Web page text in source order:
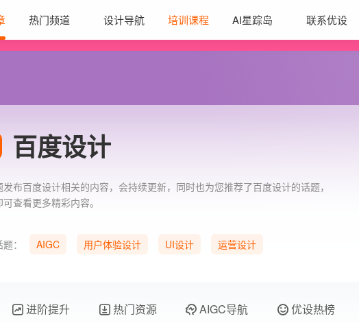
热门频道 设计导航 培训课程 AI星踪岛 联系优设
百度设计
发布百度设计相关的内容，会持续更新，同时也为您推荐了百度设计的话题，
查看更多精彩内容。
： AIGC 用户体验设计 UI设计
运营设计
进阶提升 热门资源 AIGC导航 优设热榜